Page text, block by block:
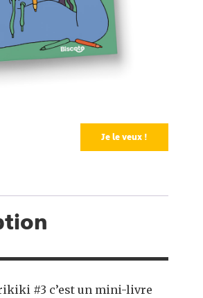
Je le veux !
#3 c’est un mini-livre